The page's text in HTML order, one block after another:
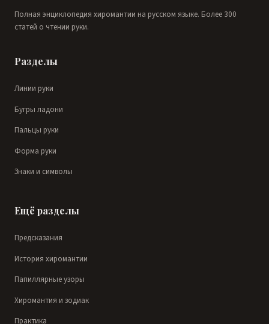
Полная энциклопедия хиромантии на русском языке. Более 300
статей о чтении руки.
Разделы
Линии руки
Бугры ладони
Пальцы руки
Форма руки
Знаки и символы
Ещё разделы
Предсказания
История хиромантии
Папиллярные узоры
Хиромантия и зодиак
Практика